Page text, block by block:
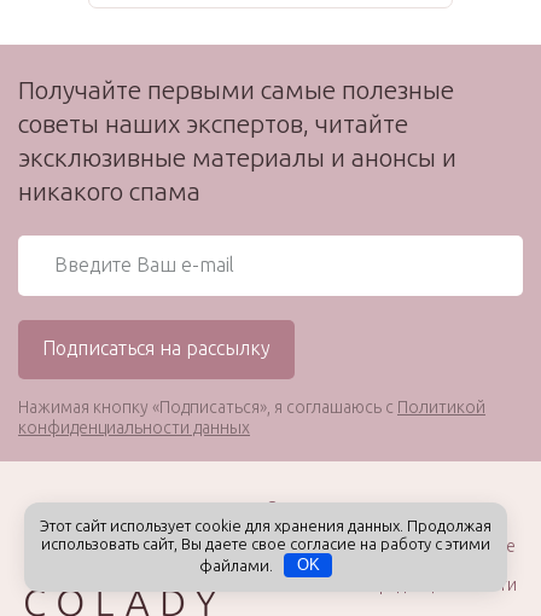
Получайте первыми самые полезные
советы наших экспертов, читайте
эксклюзивные материалы и анонсы и
никакого спама
Нажимая кнопку «Подписаться», я соглашаюсь с Политикой
конфиденциальности данных
О проекте
Пользовательское соглашение
Политика конфиденциальности
Этот сайт использует cookie для хранения данных. Продолжая
использовать сайт, Вы даете свое согласие на работу с этими
файлами.
OK